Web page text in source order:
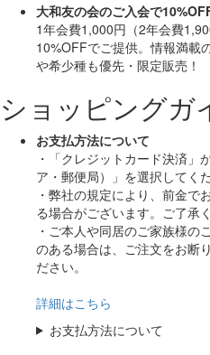
大和友の会のご入会で
1年会費1,000円（2年会費
10%OFFでご提供。情報満載
や希少種も優先・限定販売！
ショッピングガ
お支払方法について
・「クレジットカード決済」
ア・郵便局）」を選択してくだ
・弊社の規定により、前金で
る場合がございます。ご了承く
・ご本人や同居のご家族様の
のある場合は、ご注文をお断
ださい。
詳細はこちら
お支払方法について